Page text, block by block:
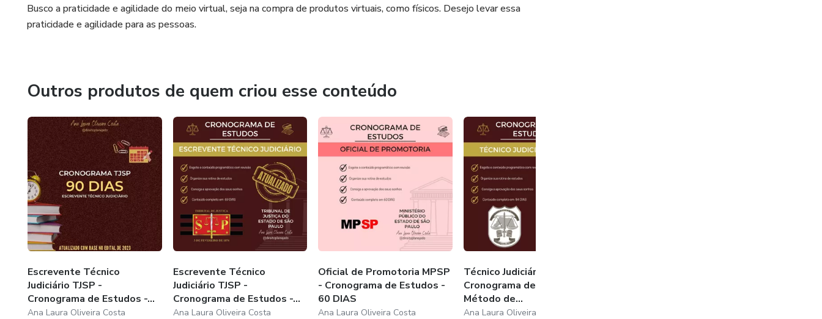
Busco a praticidade e agilidade do meio virtual, seja na compra de produtos virtuais, como físicos. Desejo levar essa
praticidade e agilidade para as pessoas.
Outros produtos de quem criou esse conteúdo
Escrevente Técnico
Judiciário TJSP -
Cronograma de Estudos -...
Ana Laura Oliveira Costa
Escrevente Técnico
Judiciário TJSP -
Cronograma de Estudos -...
Ana Laura Oliveira Costa
Oficial de Promotoria MPSP
- Cronograma de Estudos -
60 DIAS
Ana Laura Oliveira Costa
Técnico Judiciário TJRN -
Cronograma de Estudos +
Método de...
Ana Laura Oliveira Costa